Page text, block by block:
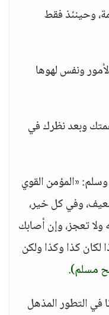
وحينئذ فقط
ونفس لهوها
وبعد نظرك في
«المؤمن القوي
وفي كل خير،
تعجز، وإن أصابك
كذا وكذا ولكن
مسلم).
في التطور المذهل